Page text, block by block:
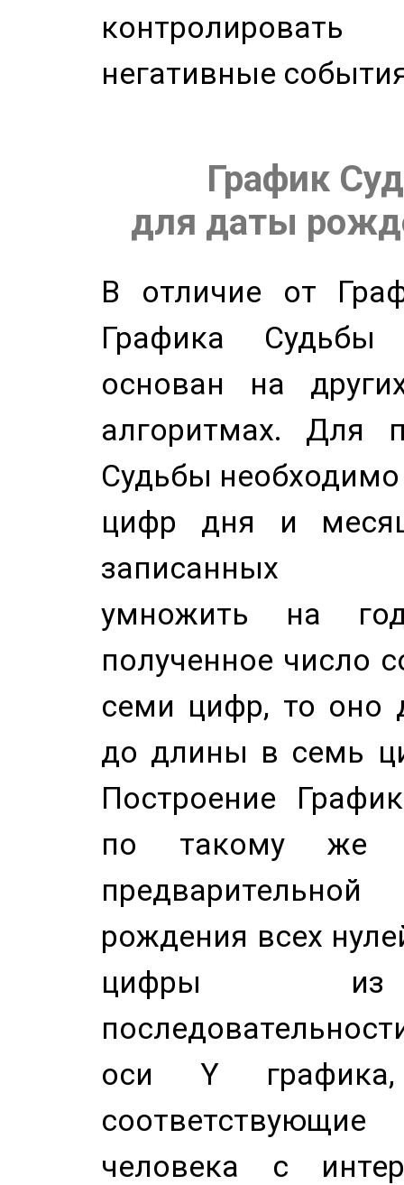
негативные
График
для даты
В отличие от
Графика
основан на
алгоритмах. Для
Судьбы
цифр дня и
записанных
умножить на
полученное число
семи цифр, то оно
до длины в семь
Построение
по такому же
рождения всех
цифры из
оси Y
человека с